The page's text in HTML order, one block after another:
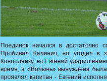
Поединок начался в достаточно
Пробивал Калинич, но угодил в
Коноплянку, но Евгений ударил
время, а «Волынь» вынуждена была
проявлял капитан - Евгений